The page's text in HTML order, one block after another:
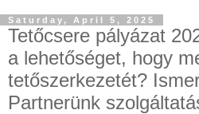
Saturday, April 5, 2025
Tetőcsere pályázat
a lehetőséget, hogy
tetőszerkezetét?
Partnerünk